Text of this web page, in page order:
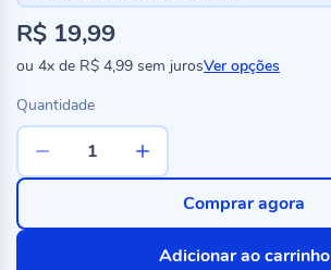
R$ 19,99
ou 4x de R$ 4,99 sem jurosVer opções
Quantidade
Adicionar ao carrinho
Comprar agora